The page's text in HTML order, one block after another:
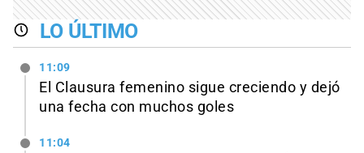
LO ÚLTIMO
11:09
El Clausura femenino sigue creciendo y dejó
una fecha con muchos goles
11:04